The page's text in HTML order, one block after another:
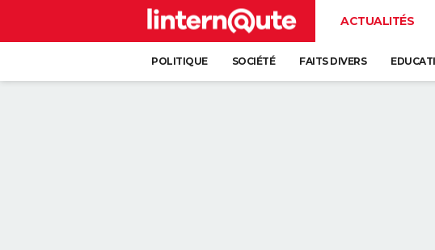
ACTUALITÉS
POLITIQUE SOCIÉTÉ FAITS DIVERS